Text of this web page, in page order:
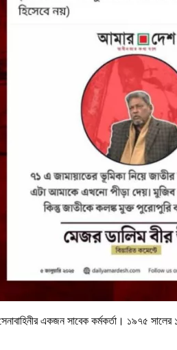
একজন সাবেক কর্মকর্তা। ১৯৭৫